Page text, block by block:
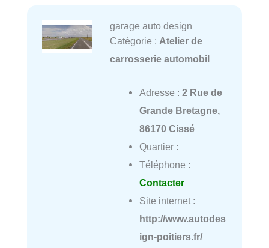
garage auto design
Catégorie : Atelier de
carrosserie automobil
Adresse : 2 Rue de
Grande Bretagne,
86170 Cissé
Quartier :
Téléphone :
Contacter
Site internet :
http://www.autodes
ign-poitiers.fr/